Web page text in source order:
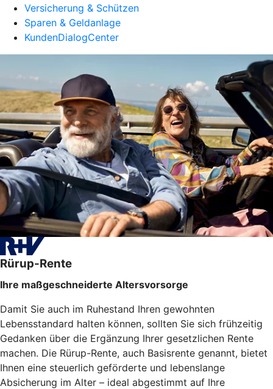
Versicherung & Schützen
Sparen & Geldanlage
KundenDialogCenter
Rürup-Rente
Ihre maßgeschneiderte Altersvorsorge
Damit Sie auch im Ruhestand Ihren gewohnten
Lebensstandard halten können, sollten Sie sich frühzeitig
Gedanken über die Ergänzung Ihrer gesetzlichen Rente
machen. Die Rürup-Rente, auch Basisrente genannt, bietet
Ihnen eine steuerlich geförderte und lebenslange
Absicherung im Alter – ideal abgestimmt auf Ihre